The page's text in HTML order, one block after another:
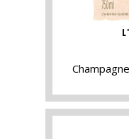
Champagne